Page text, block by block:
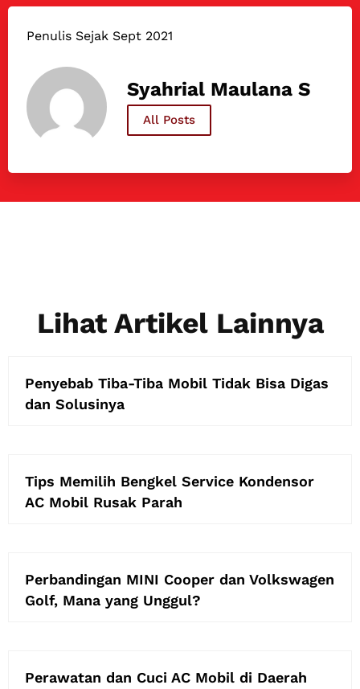
Penulis Sejak Sept 2021
Syahrial Maulana S
All Posts
Lihat Artikel Lainnya
Penyebab Tiba-Tiba Mobil Tidak Bisa Digas
dan Solusinya
Tips Memilih Bengkel Service Kondensor
AC Mobil Rusak Parah
Perbandingan MINI Cooper dan Volkswagen
Golf, Mana yang Unggul?
Perawatan dan Cuci AC Mobil di Daerah